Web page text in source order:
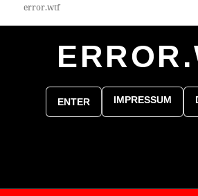
error.wtf
ENTER IMPRESSUM